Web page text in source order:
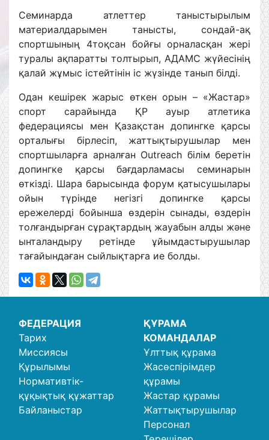
Семинарда атлеттер таныстырылым
материалдарымен танысты, сондай-ақ
спортшының 4тоқсан бойғы орналасқан жері
туралы ақпаратты толтырып, АДАМС жүйесінің
қалай жұмыс істейтінін іс жүзінде танып білді.
Одан кешірек жарыс өткен орын – «Жастар»
спорт сарайында ҚР ауыр атлетика
федерациясы мен Қазақстан допингке қарсы
орталығы бірлесіп, жаттықтырушылар мен
спортшыларға арналған Outreach білім беретін
допингке қарсы бағдарламасы семинарын
өткізді. Шара барысында форум қатысушылары
ойын түрінде негізгі допингке қарсы
ережелерді бойынша өздерін сынады, өздерін
толғандырған сұрақтардың жауабын алды және
ынталандыру ретінде ұйымдастырушылар
тағайындаған сыйлықтарға ие болды.
ФЕДЕРАЦИЯ
Тарих
Миссиясы
Құрылымы
Нормативтік-
құқықтық құжаттар
Байланыстар
ҚҰРАМА
КОМАНДАЛАР
Ұлттық құрама
Жасөспірімдер
құрамы
Жастар құрамы
Жаттықтырушылар
Персонал